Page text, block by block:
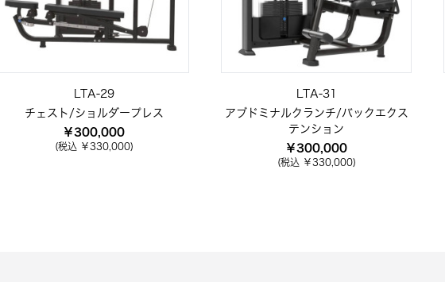
LTA-29
チェスト/ショルダープレス
￥300,000
(税込 ￥330,000)
LTA-31
アブドミナルクランチ/バックエクス
テンション
￥300,000
(税込 ￥330,000)